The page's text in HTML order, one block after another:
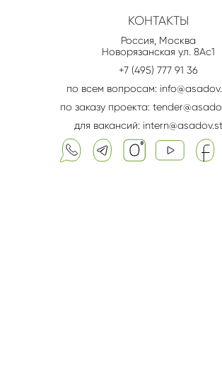
КОНТАКТЫ
Россия, Москва
Новорязанская ул. 8Aс1
+7 (495) 777 91 36
по всем вопросам:
по заказу проекта:
для вакансий: